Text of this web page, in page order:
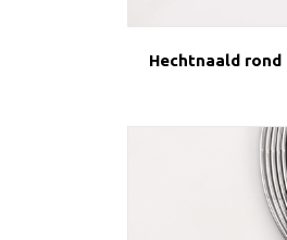
Hechtnaald rond